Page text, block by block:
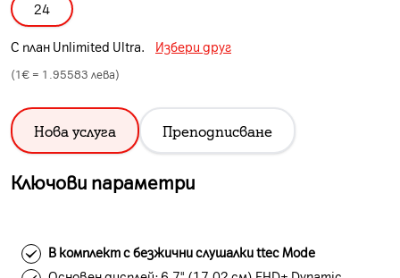
24
С план Unlimited Ultra. Избери друг
(1€ = 1.95583 лева)
Нова услуга Преподписване
Ключови параметри
В комплект с безжични слушалки ttec Mode